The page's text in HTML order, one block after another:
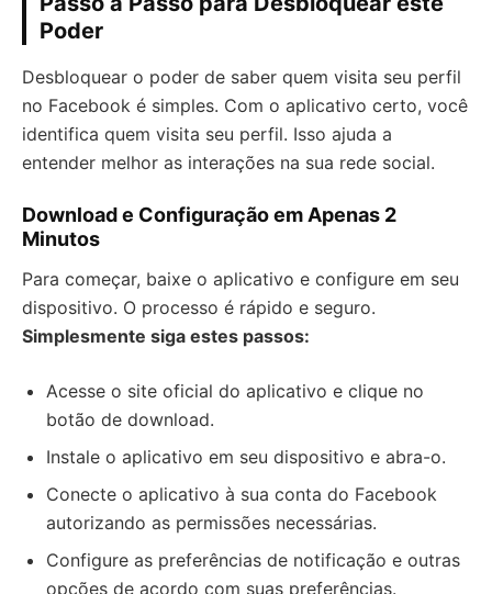
Poder
Desbloquear o poder de saber quem visita seu perfil
no Facebook é simples. Com o aplicativo certo, você
identifica quem visita seu perfil. Isso ajuda a
entender melhor as interações na sua rede social.
Download e Configuração em Apenas 2
Minutos
Para começar, baixe o aplicativo e configure em seu
dispositivo. O processo é rápido e seguro.
Simplesmente siga estes passos:
Acesse o site oficial do aplicativo e clique no
botão de download.
Instale o aplicativo em seu dispositivo e abra-o.
Conecte o aplicativo à sua conta do Facebook
autorizando as permissões necessárias.
Configure as preferências de notificação e outras
opções de acordo com suas preferências.